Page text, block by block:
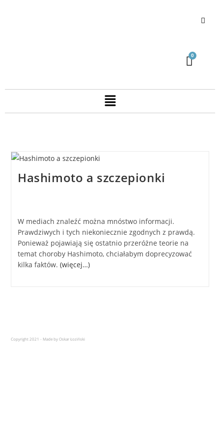
Hashimoto a szczepionki
W mediach znaleźć można mnóstwo informacji.
Prawdziwych i tych niekoniecznie zgodnych z prawdą.
Ponieważ pojawiają się ostatnio przeróżne teorie na
temat choroby Hashimoto, chciałabym doprecyzować
kilka faktów. (więcej…)
Copyright 2021 - Made by Oskar Łoziński